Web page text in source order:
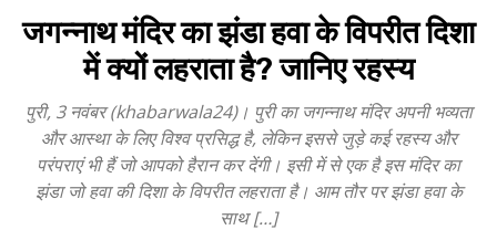
जगन्नाथ मंदिर का झंडा हवा के विपरीत दिशा
में क्यों लहराता है? जानिए रहस्य
पुरी, 3 नवंबर (khabarwala24)। पुरी का जगन्नाथ मंदिर अपनी भव्यता
और आस्था के लिए विश्व प्रसिद्ध है, लेकिन इससे जुड़े कई रहस्य और
परंपराएं भी हैं जो आपको हैरान कर देंगी। इसी में से एक है इस मंदिर का
झंडा जो हवा की दिशा के विपरीत लहराता है। आम तौर पर झंडा हवा के
साथ […]